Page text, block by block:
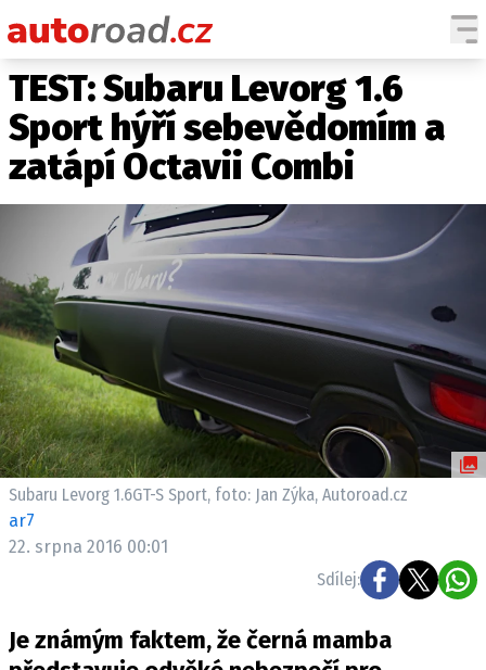
AUTA
TESTY AUT
NOVINKY
SPY
HISTORIE
ZAJÍMAVOSTI
TECHNIKA
ČESKÝ TRH
TUNING
PROFI
ELEKTRO
NOVINKY ZE SVĚTA EV
TESTY ELEKTROMOBILŮ
RALLY
TEST: Subaru Levorg 1.6
Sport hýří sebevědomím a
zatápí Octavii Combi
Subaru Levorg 1.6GT-S Sport, foto: Jan Zýka, Autoroad.cz
ar7
22. srpna 2016 00:01
Sdílej:
Je známým faktem, že černá mamba